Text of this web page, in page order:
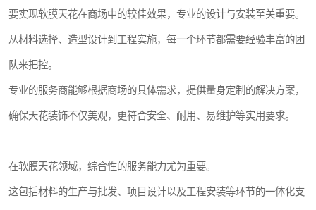
要实现软膜天花在商场中的较佳效果，专业的设计与安装至关重要。
从材料选择、造型设计到工程实施，每一个环节都需要经验丰富的团
队来把控。
专业的服务商能够根据商场的具体需求，提供量身定制的解决方案，
确保天花装饰不仅美观，更符合安全、耐用、易维护等实用要求。
在软膜天花领域，综合性的服务能力尤为重要。
这包括材料的生产与批发、项目设计以及工程安装等环节的一体化支